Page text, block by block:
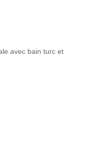
avec bain turc et